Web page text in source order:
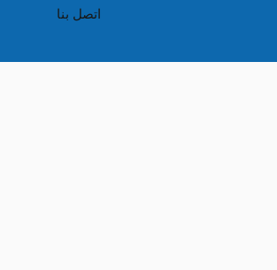
اتصل بنا